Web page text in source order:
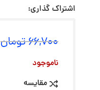
اشتراک گذاری:
66,700تومان
ناموجود
مقایسه